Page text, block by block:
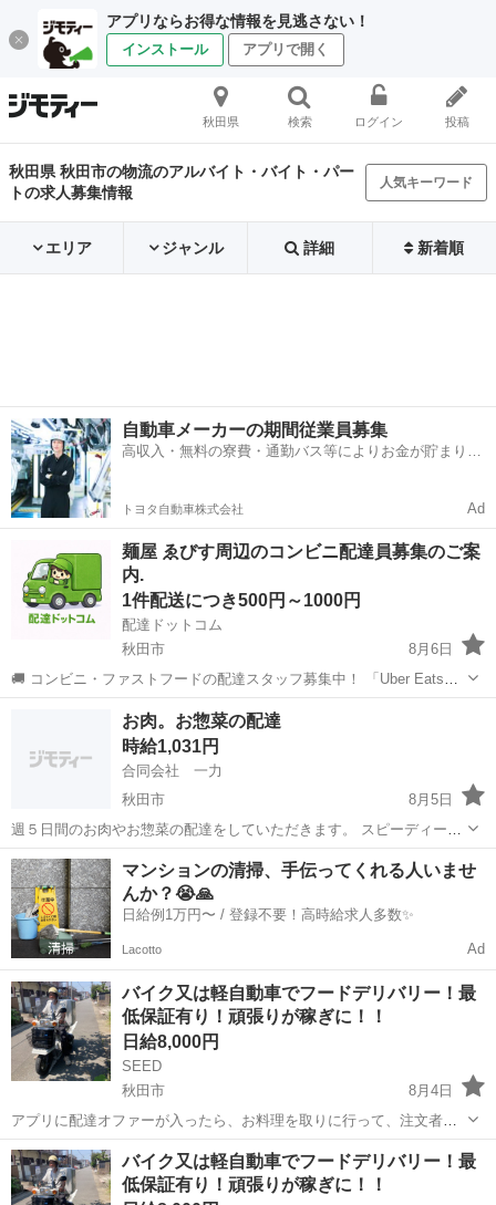
アプリならお得な情報を見逃さない！
インストール アプリで開く
秋田県 検索 ログイン 投稿
秋田県 秋田市の物流のアルバイト・バイト・パー
トの求人募集情報
人気キーワード
エリア ジャンル 詳細 新着順
自動車メーカーの期間従業員募集
高収入・無料の寮費・通勤バス等によりお金が貯まりや
トヨタ自動車株式会社 Ad
麺屋 ゑびす周辺のコンビニ配達員募集のご案
内.
1件配送につき500円～1000円
配達ドットコム
秋田市
8月6日
🚚 コンビニ・ファストフードの配達スタッフ募集中！ 「Uber Eats」
や「出前館」のように、配達専用アプリを使ってお仕事するスタイル
です。 オファー内容を見てから、受けるかどうかを自由に選べます！
配送 ファストフード
お肉。お惣菜の配達
時給1,031円
合同会社 一力
秋田市
8月5日
週５日間のお肉やお惣菜の配達をしていただきます。 スピーディーで
丁寧に、お客さまとの対話、集金もきちんと対応できる方 募集いた
します。
秋田 秋田市
マンションの清掃、手伝ってくれる人いませ
んか？😭🙏
日給例1万円〜 / 登録不要！高時給求人多数✨
Lacotto Ad
バイク又は軽自動車でフードデリバリー！最
低保証有り！頑張りが稼ぎに！！
日給8,000円
SEED
秋田市
8月4日
アプリに配達オファーが入ったら、お料理を取りに行って、注文者に
配達をするお仕事です。 現金の取り扱いは有りません。 勤務時間は11
時〜15時と17時~21時の計8時間 ・日給保証¥8000(10件まで)+インセン
ティブ...
秋田 秋田市 ドライバー 1件
バイク又は軽自動車でフードデリバリー！最
低保証有り！頑張りが稼ぎに！！